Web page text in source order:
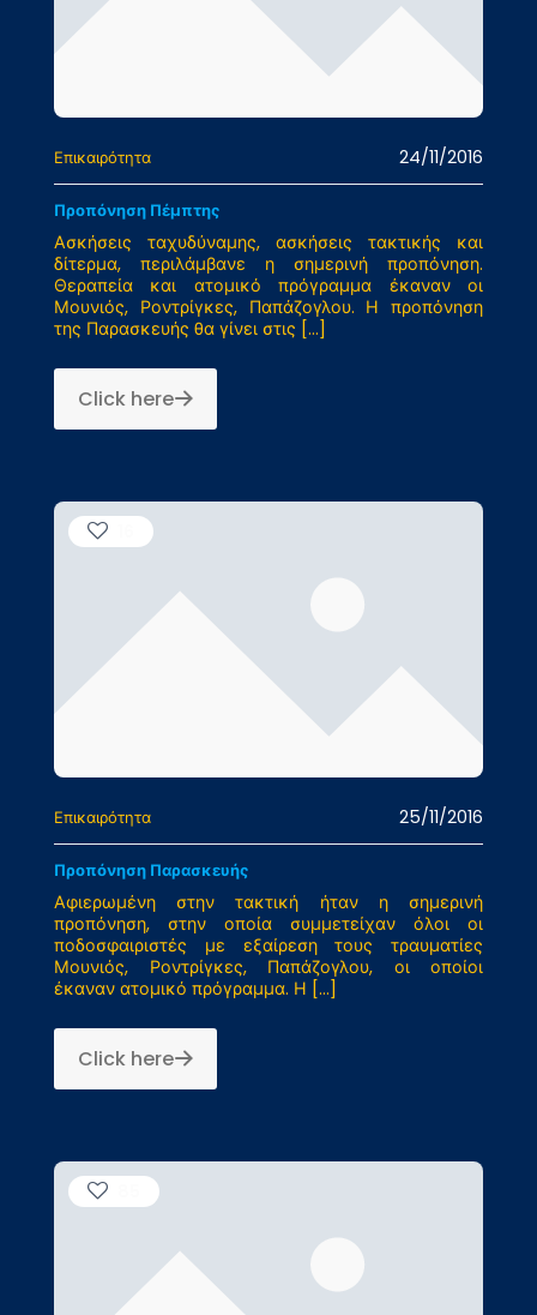
Επικαιρότητα 24/11/2016
Προπόνηση Πέμπτης
Ασκήσεις ταχυδύναμης, ασκήσεις τακτικής και
δίτερμα, περιλάμβανε η σημερινή προπόνηση.
Θεραπεία και ατομικό πρόγραμμα έκαναν οι
Μουνιός, Ροντρίγκες, Παπάζογλου. Η προπόνηση
της Παρασκευής θα γίνει στις […]
Click here
Επικαιρότητα 25/11/2016
Προπόνηση Παρασκευής
Αφιερωμένη στην τακτική ήταν η σημερινή
προπόνηση, στην οποία συμμετείχαν όλοι οι
ποδοσφαιριστές με εξαίρεση τους τραυματίες
Μουνιός, Ροντρίγκες, Παπάζογλου, οι οποίοι
έκαναν ατομικό πρόγραμμα. Η […]
Click here